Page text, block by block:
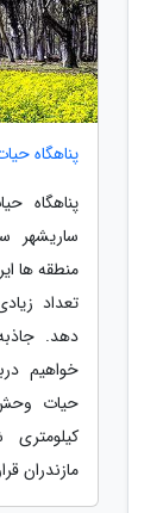
پناهگاه
پناهگاه
ساریشهر
منطقه ها
تعداد
دهد.
خواهیم
مازندران